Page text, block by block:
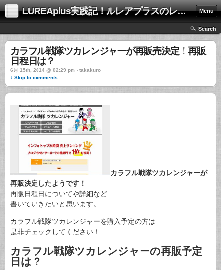
LUREAplus実践記！ルレアプラスのレビューサイト！ Menu
Search
カラフル戦隊ツカレンジャーが再販売決定！再販
日程日は？
6月 15th, 2014 @ 02:29 pm › takakuro
↓ Skip to comments
カラフル戦隊ツカレンジャーが
再販決定したようです！
再販日程日についてや詳細など
書いていきたいと思います。
カラフル戦隊ツカレンジャーを購入予定の方は
是非チェックしてください！
カラフル戦隊ツカレンジャーの再販予定
日は？